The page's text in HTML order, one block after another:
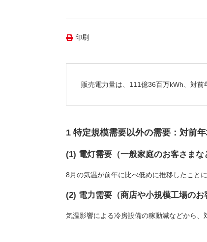
印刷
販売電力量は、111億36百万kWh、対前
1 特定規模需要以外の需要：対前
(1) 電灯需要（一般家庭のお客さまな
8月の気温が前年に比べ低めに推移したこと
(2) 電力需要（商店や小規模工場のお
気温影響による冷房設備の稼動減などから、